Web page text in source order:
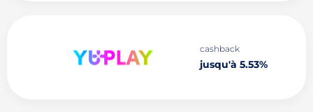
cashback
jusqu'à 5.53%